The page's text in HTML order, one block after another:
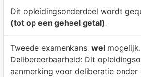
Dit opleidingsonderdeel wordt
(tot op een geheel getal).
Tweede examenkans: welmogelijk.
Delibereerbaarheid: Dit
aanmerking voor deliberatie onder